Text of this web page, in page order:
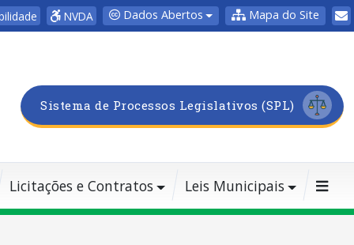
NVDA Dados Abertos Mapa do Site
Sistema de Processos Legislativos (SPL)
Licitações e Contratos Leis Municipais